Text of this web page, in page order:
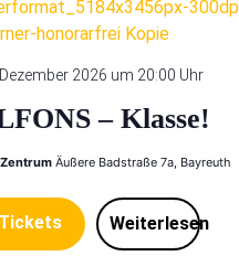
2026 um 20:00 Uhr
– Klasse!
Äußere Badstraße 7a, Bayreuth
Tickets Weiterlesen